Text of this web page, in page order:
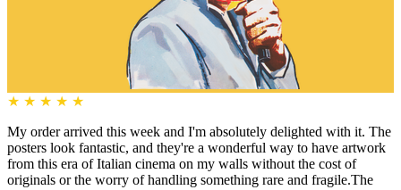
★ ★ ★ ★ ★
My order arrived this week and I'm absolutely delighted with it. The
posters look fantastic, and they're a wonderful way to have artwork
from this era of Italian cinema on my walls without the cost of
originals or the worry of handling something rare and fragile.The